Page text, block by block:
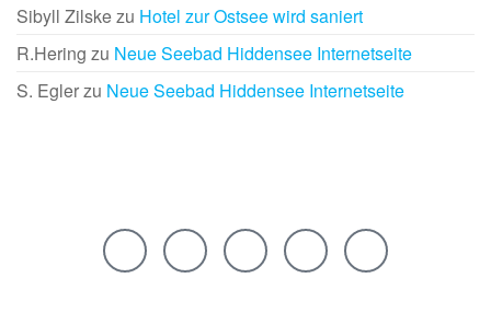
Sibyll Zilskezu Hotel zur Ostsee wird saniert
R.Hering zu Neue Seebad Hiddensee Internetseite
S. Eglerzu Neue Seebad Hiddensee Internetseite